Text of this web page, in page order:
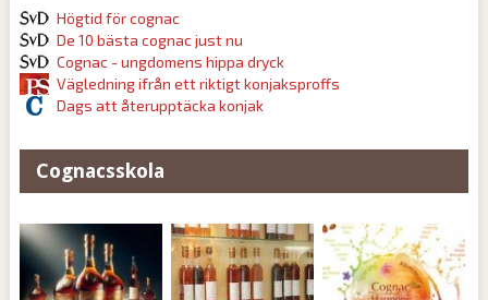
Högtid för cognac
De 10 bästa cognac just nu
Cognac - ungdomens hippa dryck
Vägledning ifrån ett riktigt konjaksproffs
Dags att återupptäcka konjak
Cognacsskola